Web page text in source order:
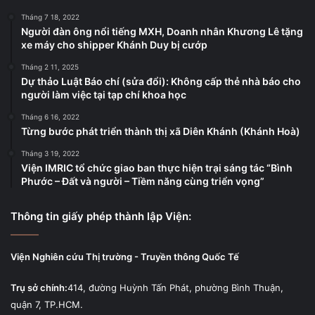
Tháng 7 18, 2022
Người đàn ông nổi tiếng MXH, Doanh nhân Khương Lê tặng
xe máy cho shipper Khánh Duy bị cướp
Tháng 2 11, 2025
Dự thảo Luật Báo chí (sửa đổi): Không cấp thẻ nhà báo cho
người làm việc tại tạp chí khoa học
Tháng 6 16, 2022
Từng bước phát triển thành thị xã Diên Khánh (Khánh Hoà)
Tháng 3 19, 2022
Viện IMRIC tổ chức giao ban thực hiện trại sáng tác “Bình
Phước – Đất và người – Tiềm năng cùng triển vọng”
Thông tin giấy phép thành lập Viện:
Viện Nghiên cứu Thị trường - Truyền thông Quốc Tế
Trụ sở chính:414, đường Huỳnh Tấn Phát, phường Bình Thuận,
quận 7, TP.HCM.